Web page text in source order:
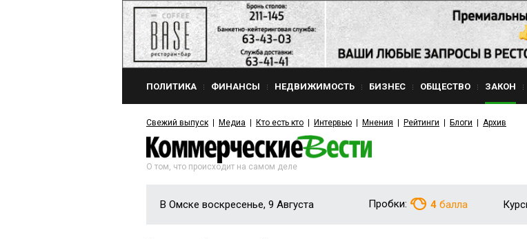
ПОЛИТИКА ФИНАНСЫ НЕДВИЖИМОСТЬ БИЗНЕС ОБЩЕСТВО ЗАКОН
Свежий выпуск Медиа Кто есть кто Интервью Мнения Рейтинги Блоги Архив
О том, что происходит на самом деле
В Омске воскресенье, 9 Августа Пробки: 4 балла